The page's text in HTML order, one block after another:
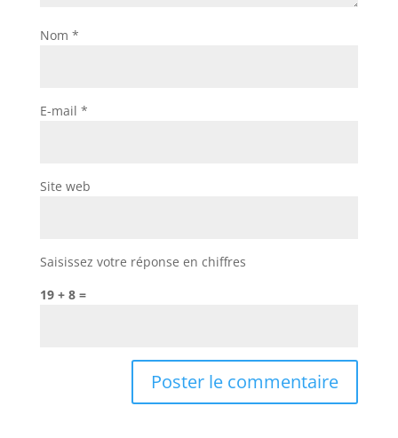
Nom *
E-mail *
Site web
Saisissez votre réponse en chiffres
19 + 8 =